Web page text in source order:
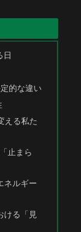
日
的な違い
える私た
止まら
ネルギー
ける「見